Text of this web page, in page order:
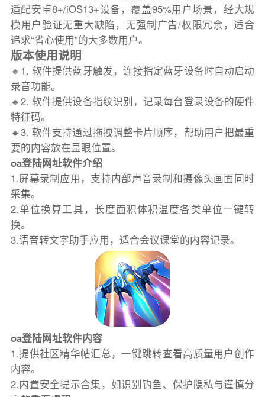
适配安卓8+/iOS13+设备，覆盖95%用户场景，经大规
模用户验证无重大缺陷，无强制广告/权限冗余，适合
追求“省心使用”的大多数用户。
版本使用说明
🔸1. 软件提供蓝牙触发，连接指定蓝牙设备时自动启动
录音功能。
🔸2. 软件提供设备指纹识别，记录每台登录设备的硬件
特征码。
🔸3. 软件支持通过拖拽调整卡片顺序，帮助用户把最重
要的内容放在显眼位置。
oa登陆网址软件介绍
1.屏幕录制应用，支持内部声音录制和摄像头画面同时
采集。
2.单位换算工具，长度面积体积温度各类单位一键转
换。
3.语音转文字助手应用，适合会议课堂的内容记录。
oa登陆网址软件内容
1.提供社区精华帖汇总，一键跳转查看高质量用户创作
内容。
2.内置安全提示合集，如识别钓鱼、保护隐私与谨慎分